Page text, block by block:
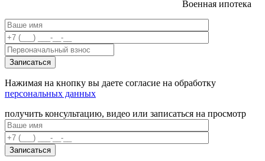
Военная ипотека
Нажимая на кнопку вы даете согласие на обработку
персональных данных
получить консультацию, видео или записаться на просмотр